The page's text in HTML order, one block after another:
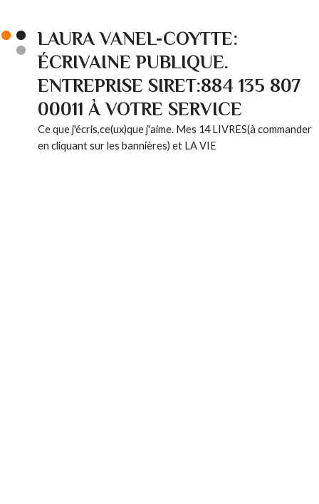
LAURA VANEL-COYTTE:
ÉCRIVAINE PUBLIQUE.
ENTREPRISE SIRET:884 135 807
00011 À VOTRE SERVICE
Ce que j'écris,ce(ux)que j'aime. Mes 14 LIVRES(à commander
en cliquant sur les bannières) et LA VIE